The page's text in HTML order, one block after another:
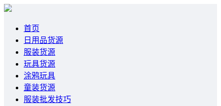
首页
日用品货源
服装货源
玩具货源
涂鸦玩具
童装货源
服装批发技巧